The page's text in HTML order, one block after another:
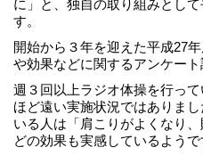
に」と、独自の取り組みとし
す。
開始から３年を迎えた平成27
や効果などに関するアンケート
週３回以上ラジオ体操を行っ
ほど遠い実施状況ではありま
いる人は「肩こりがよくなり
どの効果も実感しているようで